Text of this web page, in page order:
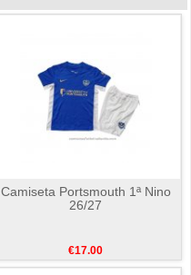
Camiseta Portsmouth 1ª Nino
26/27
€17.00